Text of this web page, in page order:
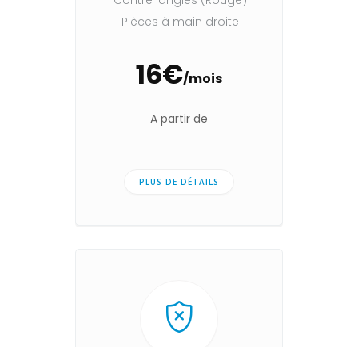
Pièces à main droite
16€/mois
A partir de
PLUS DE DÉTAILS